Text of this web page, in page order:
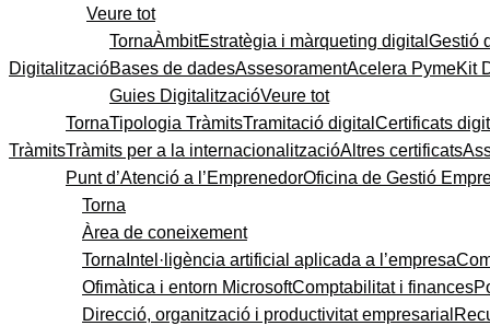
Veure tot
Digitalització
TornaÀmbitEstratègia i màrqueting digital Gestió
Bases de dadesAssesoramentAcelera PymeKit
Guies DigitalitzacióVeure tot
Tràmits
TornaTipologia TràmitsTramitació digital Certificats
Tràmits per a la internacionalitzacióAltres certificats
Punt d’Atenció a l’EmprenedorOficina de Gestió
Torna
Àrea de coneixement
Torna Intel·ligència artificial aplicada a l’empresa
Ofimàtica i entorn MicrosoftComptabilitat i finances
Direcció, organització i productivitat empresarial